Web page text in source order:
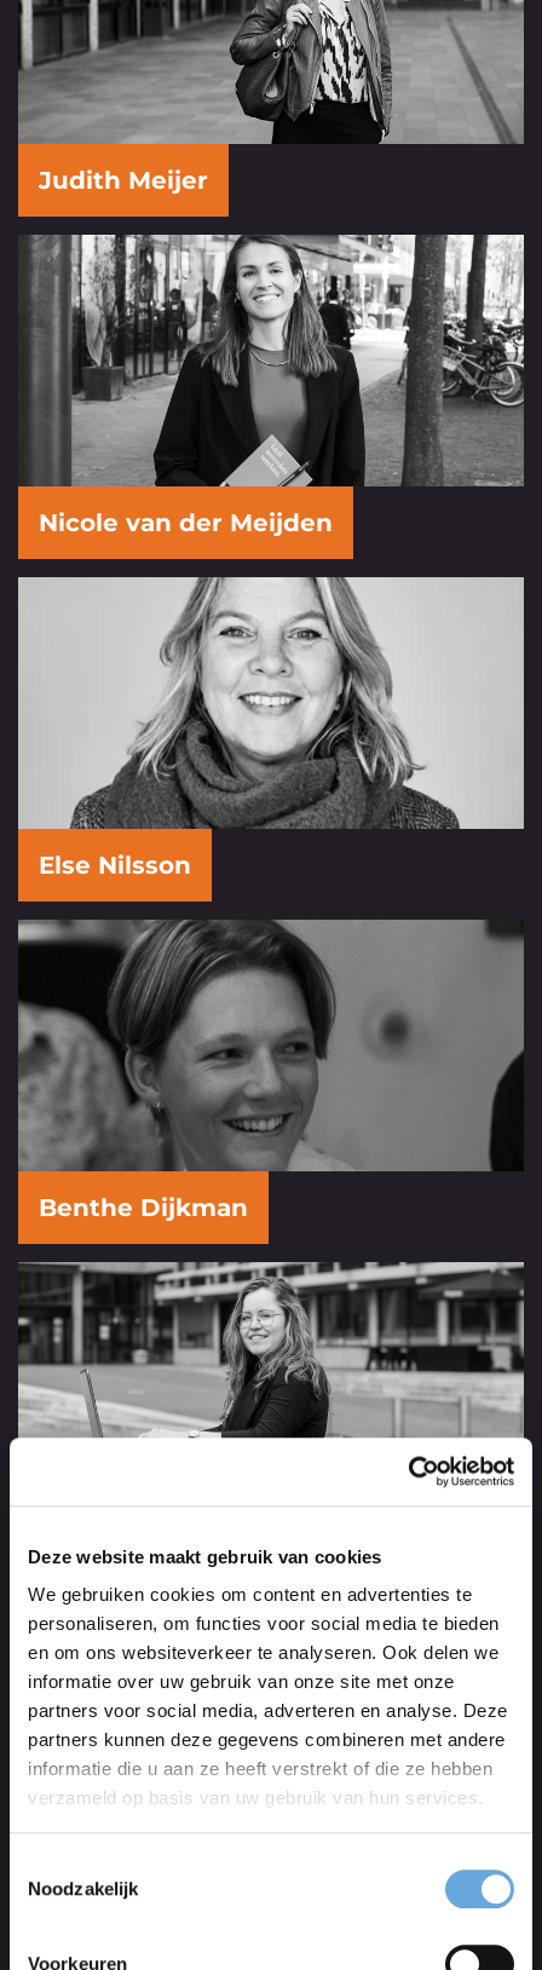
Deze website maakt gebruik van cookies
We gebruiken cookies om content en advertenties te
personaliseren, om functies voor social media te bieden
en om ons websiteverkeer te analyseren. Ook delen we
informatie over uw gebruik van onze site met onze
partners voor social media, adverteren en analyse. Deze
partners kunnen deze gegevens combineren met andere
informatie die u aan ze heeft verstrekt of die ze hebben
verzameld op basis van uw gebruik van hun services.
Noodzakelijk
Voorkeuren
Judith Meijer
Nicole van der Meijden
Else Nilsson
Benthe Dijkman
Bodine Ruiter
Michel Scheerder